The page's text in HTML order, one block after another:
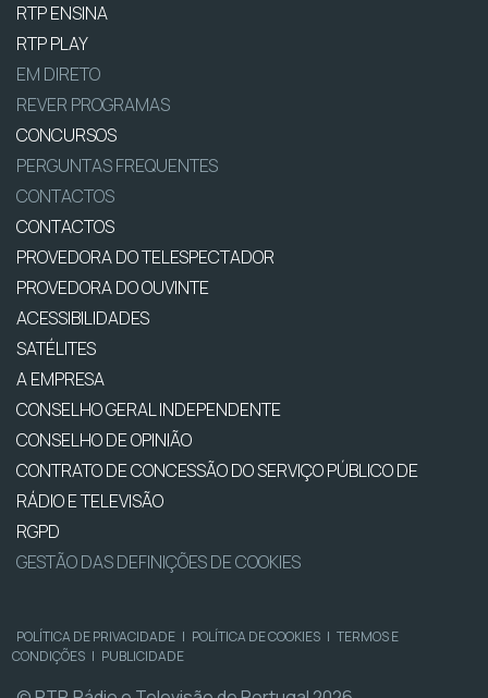
RTP ENSINA
RTP PLAY
EM DIRETO
REVER PROGRAMAS
CONCURSOS
PERGUNTAS FREQUENTES
CONTACTOS
CONTACTOS
PROVEDORA DO TELESPECTADOR
PROVEDORA DO OUVINTE
ACESSIBILIDADES
SATÉLITES
A EMPRESA
CONSELHO GERAL INDEPENDENTE
CONSELHO DE OPINIÃO
CONTRATO DE CONCESSÃO DO SERVIÇO PÚBLICO DE
RÁDIO E TELEVISÃO
RGPD
GESTÃO DAS DEFINIÇÕES DE COOKIES
POLÍTICA DE PRIVACIDADE | POLÍTICA DE COOKIES | TERMOS E
CONDIÇÕES | PUBLICIDADE